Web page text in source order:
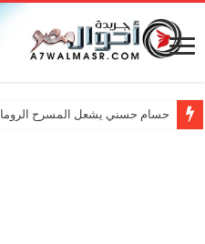
حسام حسني يشعل المسرح